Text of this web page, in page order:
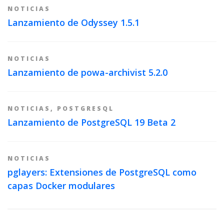
NOTICIAS
Lanzamiento de Odyssey 1.5.1
NOTICIAS
Lanzamiento de powa-archivist 5.2.0
NOTICIAS , POSTGRESQL
Lanzamiento de PostgreSQL 19 Beta 2
NOTICIAS
pglayers: Extensiones de PostgreSQL como
capas Docker modulares